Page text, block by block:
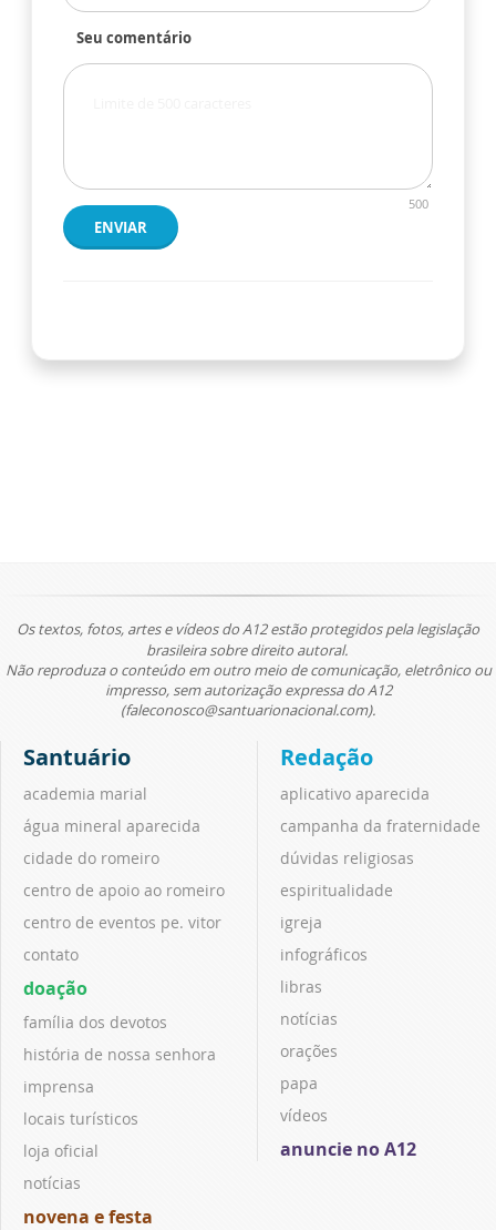
Seu comentário
500
ENVIAR
Os textos, fotos, artes e vídeos do A12 estão protegidos pela legislação
brasileira sobre direito autoral.
Não reproduza o conteúdo em outro meio de comunicação, eletrônico ou
impresso, sem autorização expressa do A12
(faleconosco@santuarionacional.com).
Santuário
academia marial
água mineral aparecida
cidade do romeiro
centro de apoio ao romeiro
centro de eventos pe. vitor
contato
doação
família dos devotos
história de nossa senhora
imprensa
locais turísticos
loja oficial
notícias
novena e festa
Redação
aplicativo aparecida
campanha da fraternidade
dúvidas religiosas
espiritualidade
igreja
infográficos
libras
notícias
orações
papa
vídeos
anuncie no A12